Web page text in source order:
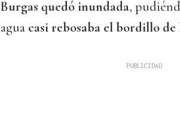
Burgas quedó inundada,
agua casi rebosaba el bordillo de